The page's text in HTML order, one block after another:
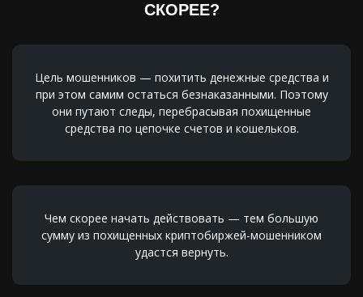
СКОРЕЕ?
Цель мошенников — похитить денежные средства и
при этом самим остаться безнаказанными. Поэтому
они путают следы, перебрасывая похищенные
средства по цепочке счетов и кошельков.
Чем скорее начать действовать — тем большую
сумму из похищенных криптобиржей-мошенником
удастся вернуть.